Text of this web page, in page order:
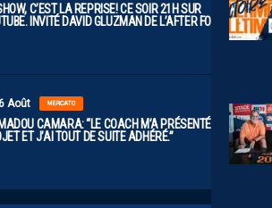
C’EST LA REPRISE! CE SOIR 21H SUR
INVITÉ DAVID GLUZMAN DE L’AFTER FOOT.
6 Août MERCATO
CAMARA: “LE COACH M’A PRÉSENTÉ LE
ET J’AI TOUT DE SUITE ADHÉRÉ.”